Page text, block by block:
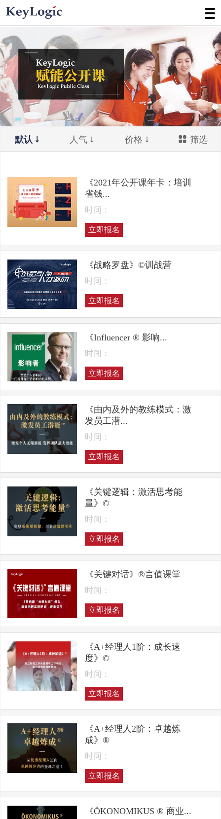
默认 人气 价格 筛选
《2021年公开课年卡：培训
省钱...
时间：
立即报名
《战略罗盘》©训战营
时间：
立即报名
《Influencer ® 影响...
时间：
立即报名
《由内及外的教练模式：激
发员工潜...
时间：
立即报名
《关键逻辑：激活思考能
量》©
时间：
立即报名
《关键对话》®言值课堂
时间：
立即报名
《A+经理人1阶：成长速
度》©
时间：
立即报名
《A+经理人2阶：卓越炼
成》®
时间：
立即报名
《ÖKONOMIKUS ® 商业...